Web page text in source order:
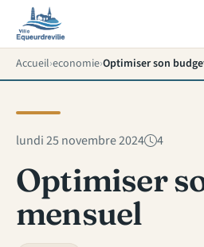
Accueil economie Optimiser son
lundi 25 novembre 2024 4
Optimiser
mensuel